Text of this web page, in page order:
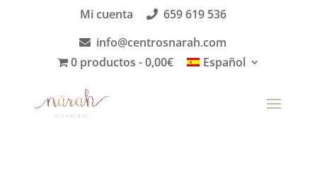
Mi cuenta
659 619 536
info@centrosnarah.com
0 productos
0,00€ Español